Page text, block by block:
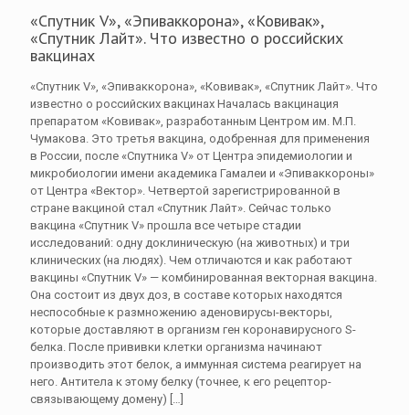
«Спутник V», «Эпиваккорона», «Ковивак»,
«Спутник Лайт». Что известно о российских
вакцинах
«Спутник V», «Эпиваккорона», «Ковивак», «Спутник Лайт». Что
известно о российских вакцинах Началась вакцинация
препаратом «Ковивак», разработанным Центром им. М.П.
Чумакова. Это третья вакцина, одобренная для применения
в России, после «Спутника V» от Центра эпидемиологии и
микробиологии имени академика Гамалеи и «Эпиваккороны»
от Центра «Вектор». Четвертой зарегистрированной в
стране вакциной стал «Спутник Лайт». Сейчас только
вакцина «Спутник V» прошла все четыре стадии
исследований: одну доклиническую (на животных) и три
клинических (на людях). Чем отличаются и как работают
вакцины «Спутник V» — комбинированная векторная вакцина.
Она состоит из двух доз, в составе которых находятся
неспособные к размножению аденовирусы-векторы,
которые доставляют в организм ген коронавирусного S-
белка. После прививки клетки организма начинают
производить этот белок, а иммунная система реагирует на
него. Антитела к этому белку (точнее, к его рецептор-
связывающему домену) […]